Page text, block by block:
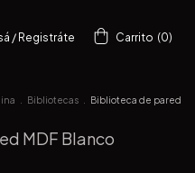
/ Registráte Carrito (0)
Bibliotecas
Biblioteca de pared
MDF Blanco